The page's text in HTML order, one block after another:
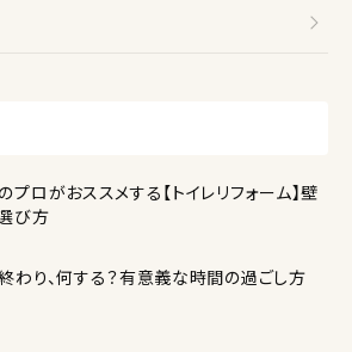
プロがおススメする【トイレリフォーム】壁
び方
わり、何する？有意義な時間の過ごし方